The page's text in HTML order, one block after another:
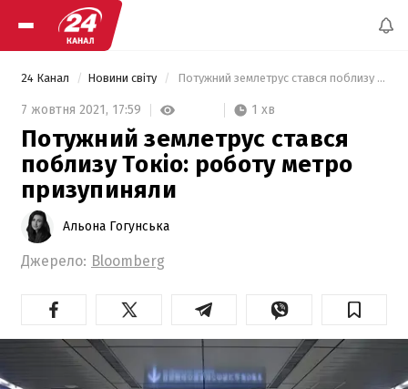
24 Канал Новини світу Потужний землетрус стався поблизу Токіо: роботу метро призупиняли
7 жовтня 2021, 17:59 1 хв
Потужний землетрус стався
поблизу Токіо: роботу метро
призупиняли
Альона Гогунська
Джерело: Bloomberg